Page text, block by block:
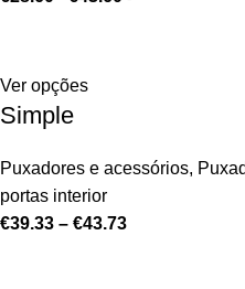
Ver opções
Simple
Puxadores e acessórios,
portas interior
€39.33 – €43.73